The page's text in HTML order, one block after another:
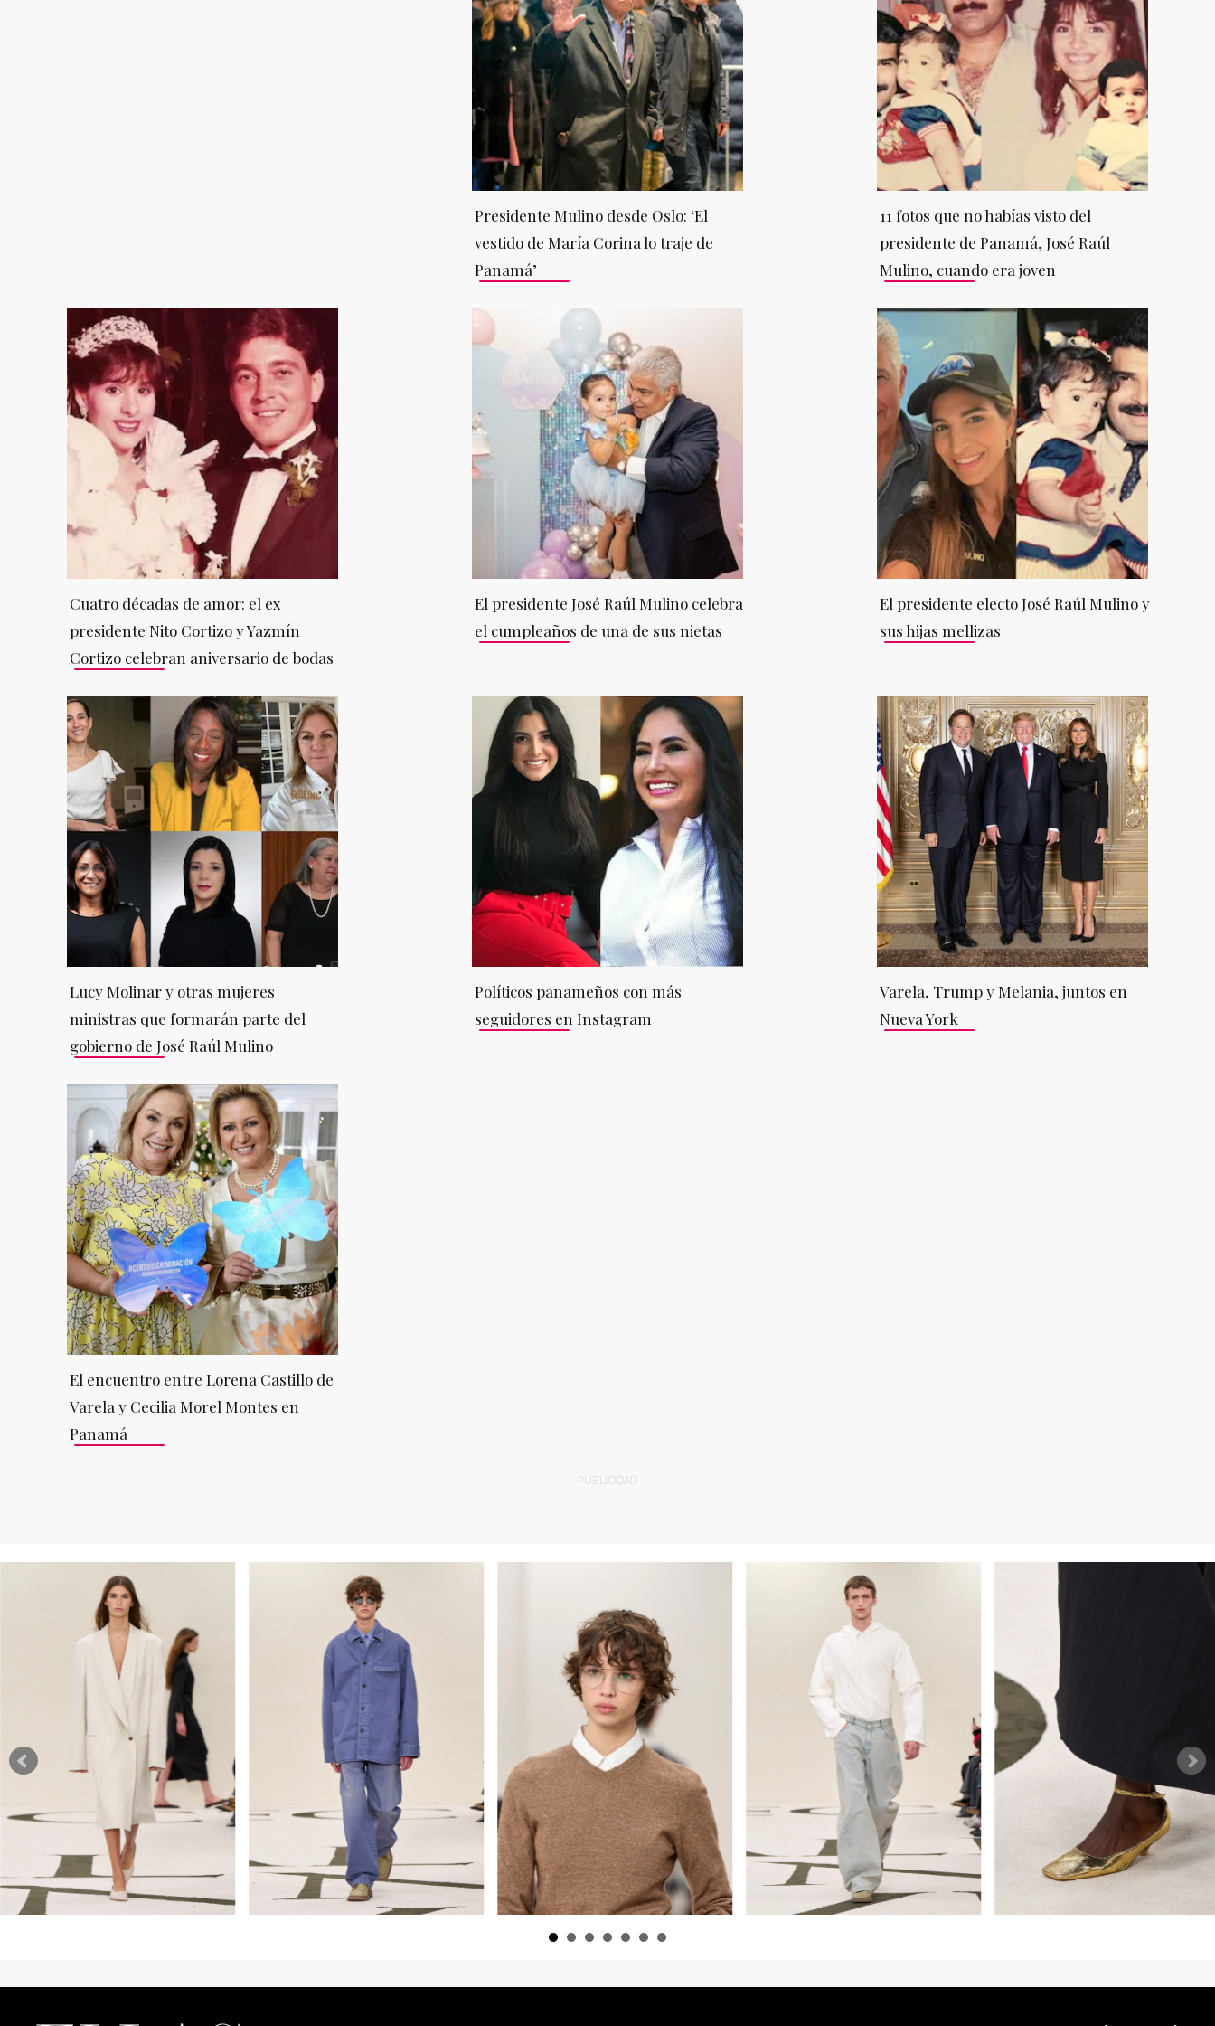
Presidente Mulino desde Oslo: ‘El
vestido de María Corina lo traje de
Panamá’
11 fotos que no habías visto del
presidente de Panamá, José Raúl
Mulino, cuando era joven
Cuatro décadas de amor: el ex
presidente Nito Cortizo y Yazmín
Cortizo celebran aniversario de bodas
El presidente José Raúl Mulino celebra
el cumpleaños de una de sus nietas
El presidente electo José Raúl Mulino y
sus hijas mellizas
Lucy Molinar y otras mujeres
ministras que formarán parte del
gobierno de José Raúl Mulino
Políticos panameños con más
seguidores en Instagram
Varela, Trump y Melania, juntos en
Nueva York
El encuentro entre Lorena Castillo de
Varela y Cecilia Morel Montes en
Panamá
PUBLICIDAD